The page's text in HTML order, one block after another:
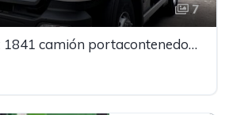
7
Mercedes-Benz 1841 camión portacontenedores